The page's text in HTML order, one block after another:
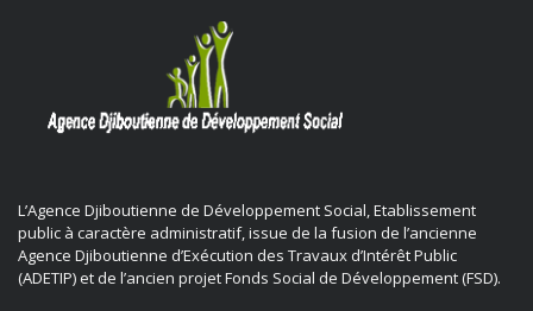
L’Agence Djiboutienne de Développement Social, Etablissement
public à caractère administratif, issue de la fusion de l’ancienne
Agence Djiboutienne d’Exécution des Travaux d’Intérêt Public
(ADETIP) et de l’ancien projet Fonds Social de Développement (FSD).